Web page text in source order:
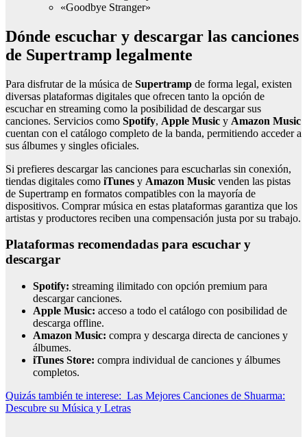
«Goodbye Stranger»
Dónde escuchar y descargar las canciones
de Supertramp legalmente
Para disfrutar de la música de Supertramp de forma legal, existen
diversas plataformas digitales que ofrecen tanto la opción de
escuchar en streaming como la posibilidad de descargar sus
canciones. Servicios como Spotify, Apple Music y Amazon Music
cuentan con el catálogo completo de la banda, permitiendo acceder a
sus álbumes y singles oficiales.
Si prefieres descargar las canciones para escucharlas sin conexión,
tiendas digitales como iTunes y Amazon Music venden las pistas
de Supertramp en formatos compatibles con la mayoría de
dispositivos. Comprar música en estas plataformas garantiza que los
artistas y productores reciben una compensación justa por su trabajo.
Plataformas recomendadas para escuchar y
descargar
Spotify: streaming ilimitado con opción premium para
descargar canciones.
Apple Music: acceso a todo el catálogo con posibilidad de
descarga offline.
Amazon Music: compra y descarga directa de canciones y
álbumes.
iTunes Store: compra individual de canciones y álbumes
completos.
Quizás también te interese: Las Mejores Canciones de Shuarma:
Descubre su Música y Letras